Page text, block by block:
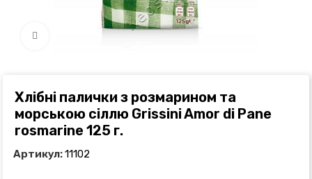
Click to enlarge
Хлібні палички з розмарином та
морською сіллю Grissini Amor di Pane
rosmarine 125 г.
Артикул:11102